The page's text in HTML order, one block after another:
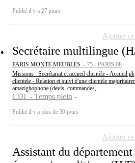
Publié il y a 27 jours
Secrétaire multilingue
PARIS MONTE MEUBLES - 75 - PARIS 08
Missions : Secrétariat et accueil clientèle - Accueil
clientèle - Relation et suivi d'une clientèle
amazighophone (devis, commandes,...
CDI - Temps plein
Publié il y a plus de 30 jours
Ajouter
Assistant du
Ajouter